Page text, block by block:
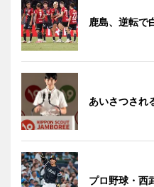
鹿島、逆転
あいさつされ
プロ野球・西